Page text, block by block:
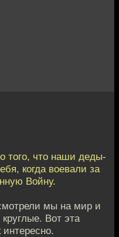
того, что наши деды-
когда воевали за
Войну.
мы на мир и
Вот эта
интересно.